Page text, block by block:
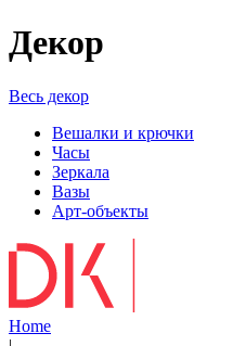
Декор
Весь декор
Вешалки и крючки
Часы
Зеркала
Вазы
Арт-объекты
Home